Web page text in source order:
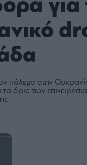
για
πόλεμο στην
τα όρια των